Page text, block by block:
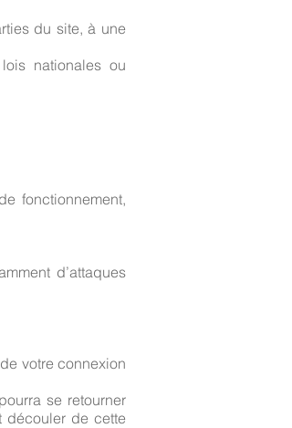
du site, à une
nationales ou
fonctionnement,
d’attaques
votre connexion
se retourner
découler de cette